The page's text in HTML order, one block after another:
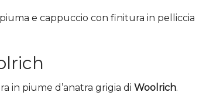
e cappuccio con finitura in pelliccia
in piume d’anatra grigia di Woolrich.